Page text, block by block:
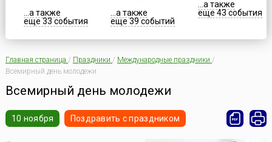
...а также
еще 33 события
...а также
еще 39 событий
...а также
еще 43 события
Главная страница / Праздники / Международные праздники /
Всемирный день молодежи
Всемирный день молодежи
10 ноября Поздравить с праздником